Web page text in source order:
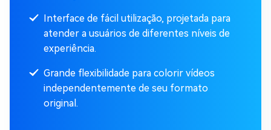
Interface de fácil utilização, projetada para
atender a usuários de diferentes níveis de
experiência.
Grande flexibilidade para colorir vídeos
independentemente de seu formato
original.